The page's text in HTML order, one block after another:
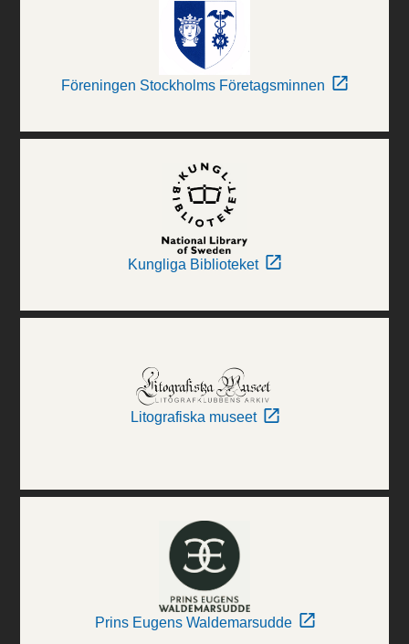
Föreningen Stockholms Företagsminnen
Kungliga Biblioteket
Litografiska museet
Prins Eugens Waldemarsudde